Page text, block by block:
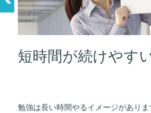
短時間が続けやす
勉強は長い時間やるイメージがありま